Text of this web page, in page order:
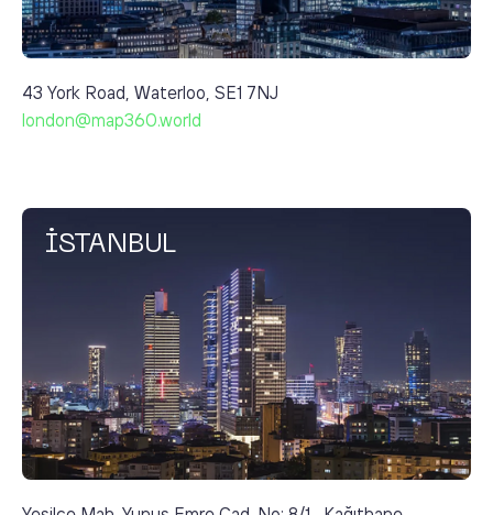
43 York Road, Waterloo, SE1 7NJ
london@map360.world
İSTANBUL